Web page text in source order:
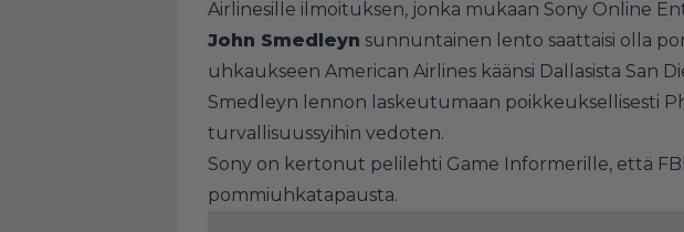
Airlinesille ilmoituksen, jonka mukaan Sony Online
John Smedleyn sunnuntainen lento saattaisi olla
uhkaukseen American Airlines käänsi Dallasista San
Smedleyn lennon laskeutumaan poikkeuksellisesti
turvallisuussyihin vedoten.
Sony on kertonut pelilehti Game Informerille, että
pommiuhkatapausta.